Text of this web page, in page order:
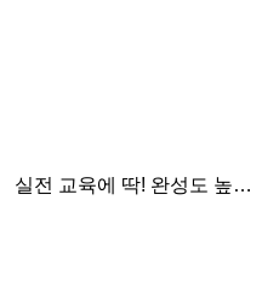
실전 교육에 딱! 완성도 높은